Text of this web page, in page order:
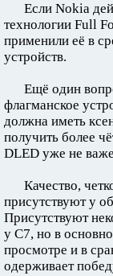
Если Nokia
технологии Full
применили её в
устройств.
Ещё один
флагманское
должна иметь
получить более
DLED уже не
Качество,
присутствуют у
Присутствуют
у C7, но в
просмотре и в
одерживает